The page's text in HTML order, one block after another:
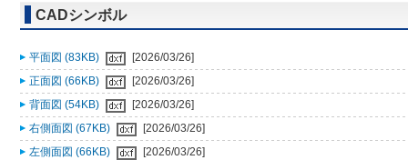
CADシンボル
平面図 (83KB)
[2026/03/26]
正面図 (66KB)
[2026/03/26]
背面図 (54KB)
[2026/03/26]
右側面図 (67KB)
[2026/03/26]
左側面図 (66KB)
[2026/03/26]